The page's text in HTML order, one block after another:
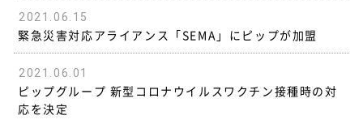
2021.06.15
緊急災害対応アライアンス「SEMA」にピップが加盟
2021.06.01
ピップグループ 新型コロナウイルスワクチン接種時の対
応を決定